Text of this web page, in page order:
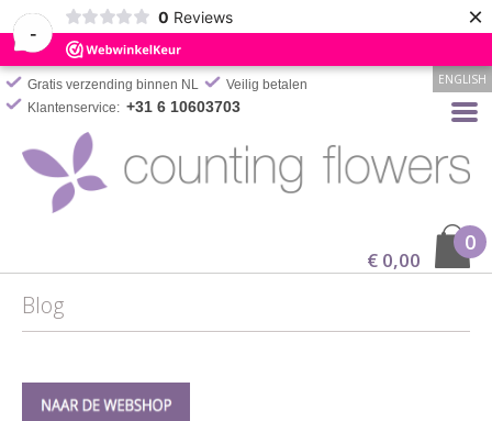
-
0 Reviews ×
Gratis verzending binnen NL
Veilig betalen
Klantenservice: +31 6 10603703
ENGLISH
€ 0,00
0
Blog